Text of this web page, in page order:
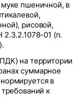
пшеничной, в
рисовой,
2.3.2.1078-01 (п.
на территории
суммарное
в
к